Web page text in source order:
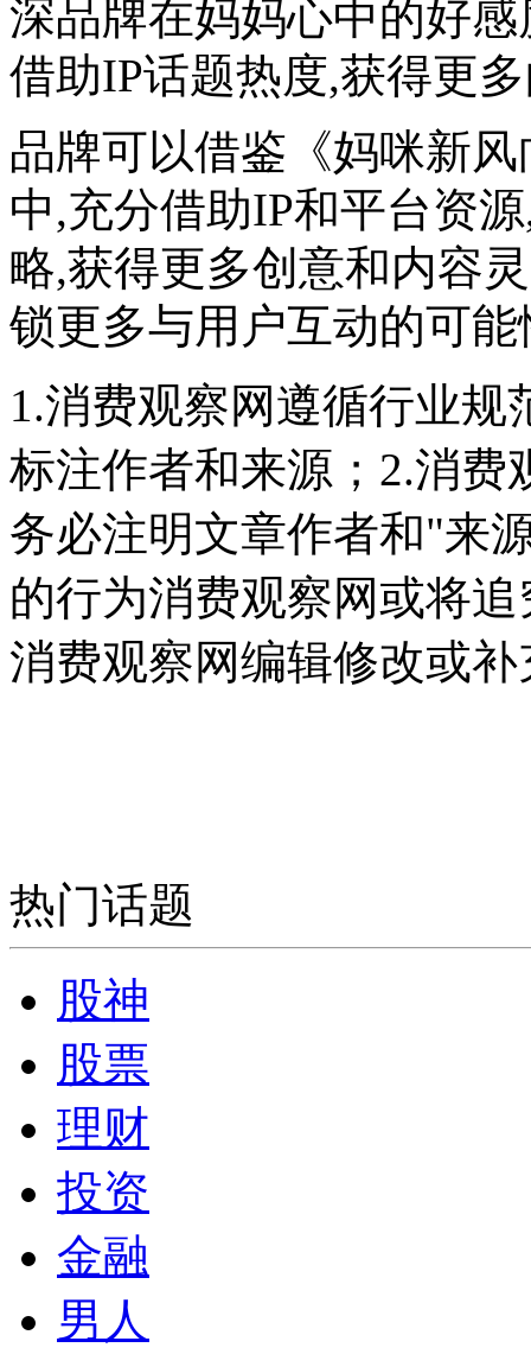
深品牌在妈妈心中的好
借助IP话题热度,获得更
品牌可以借鉴《妈咪新
中,充分借助IP和平台资
略,获得更多创意和内容
锁更多与用户互动的可
1.消费观察网遵循行业
标注作者和来源；2.消费
务必注明文章作者和"来
的行为消费观察网或将
消费观察网编辑修改或补
热门话题
股神
股票
理财
投资
金融
男人